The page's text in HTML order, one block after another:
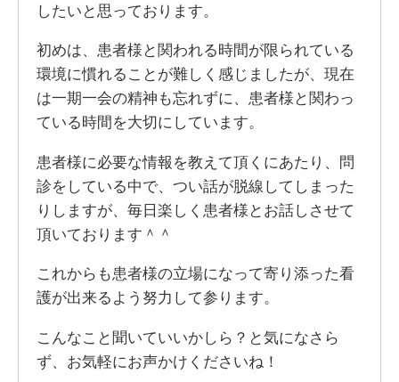
したいと思っております。
初めは、患者様と関われる時間が限られている
環境に慣れることが難しく感じましたが、現在
は一期一会の精神も忘れずに、患者様と関わっ
ている時間を大切にしています。
患者様に必要な情報を教えて頂くにあたり、問
診をしている中で、つい話が脱線してしまった
りしますが、毎日楽しく患者様とお話しさせて
頂いております＾＾
これからも患者様の立場になって寄り添った看
護が出来るよう努力して参ります。
こんなこと聞いていいかしら？と気になさら
ず、お気軽にお声かけくださいね！